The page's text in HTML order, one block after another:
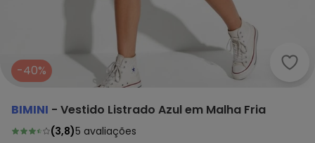
-40%
BIMINI - Vestido Listrado Azul em Malha Fria
(3,8)5 avaliações